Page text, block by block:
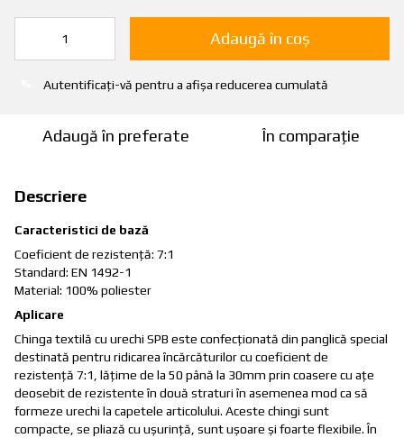
Adaugă în coș
Autentificați-vă pentru a afișa reducerea cumulată
Adaugă în preferate În comparație
Descriere
Caracteristici de bază
Coeficient de rezistenţă: 7:1
Standard: EN 1492-1
Material: 100% poliester
Aplicare
Chinga textilă cu urechi SPB este confecționată din panglică special
destinată pentru ridicarea încărcăturilor cu coeficient de
rezistenţă 7:1, lățime de la 50 până la 30mm prin coasere cu ațe
deosebit de rezistente în două straturi în asemenea mod ca să
formeze urechi la capetele articolului. Aceste chingi sunt
compacte, se pliază cu ușurință, sunt ușoare şi foarte flexibile. În